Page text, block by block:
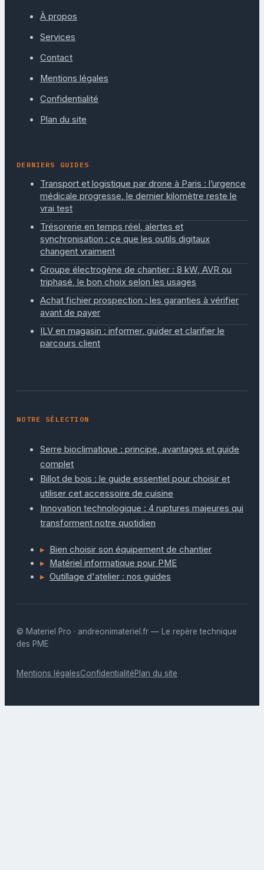
À propos
Services
Contact
Mentions légales
Confidentialité
Plan du site
DERNIERS GUIDES
Transport et logistique par drone à Paris : l’urgence
médicale progresse, le dernier kilomètre reste le
vrai test
Trésorerie en temps réel, alertes et
synchronisation : ce que les outils digitaux
changent vraiment
Groupe électrogène de chantier : 8 kW, AVR ou
triphasé, le bon choix selon les usages
Achat fichier prospection : les garanties à vérifier
avant de payer
ILV en magasin : informer, guider et clarifier le
parcours client
NOTRE SÉLECTION
Serre bioclimatique : principe, avantages et guide
complet
Billot de bois : le guide essentiel pour choisir et
utiliser cet accessoire de cuisine
Innovation technologique : 4 ruptures majeures qui
transforment notre quotidien
Bien choisir son équipement de chantier
Matériel informatique pour PME
Outillage d'atelier : nos guides
© Materiel Pro · andreonimateriel.fr — Le repère technique
des PME
Mentions légalesConfidentialitéPlan du site